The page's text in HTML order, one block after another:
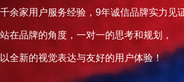
千余家用户服务经验，9年诚信品牌实力见
站在品牌的角度，一对一的思考和规划，
以全新的视觉表达与友好的用户体验！
背对背卷装